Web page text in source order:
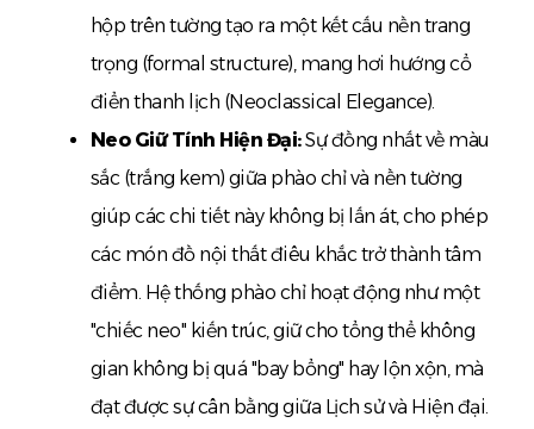
hộp trên tường tạo ra một kết cấu nền trang
trọng (formal structure), mang hơi hướng cổ
điển thanh lịch (Neoclassical Elegance).
Neo Giữ Tính Hiện Đại:Sự đồng nhất về màu
sắc (trắng kem) giữa phào chỉ và nền tường
giúp các chi tiết này không bị lấn át, cho phép
các món đồ nội thất điêu khắc trở thành tâm
điểm. Hệ thống phào chỉ hoạt động như một
"chiếc neo" kiến trúc, giữ cho tổng thể không
gian không bị quá "bay bổng" hay lộn xộn, mà
đạt được sự cân bằng giữa Lịch sử và Hiện đại.